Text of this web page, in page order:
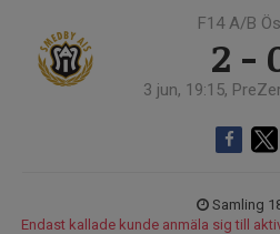
F14 A/B
2 -
3 jun, 19:15,
Samling
Endast kallade kunde anmäla sig till